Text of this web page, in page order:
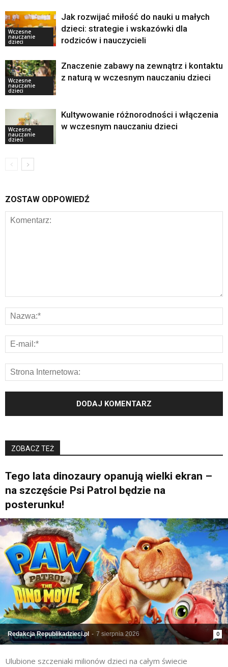
Wczesne
nauczanie
dzieci
Jak rozwijać miłość do nauki u małych
dzieci: strategie i wskazówki dla
rodziców i nauczycieli
Wczesne
nauczanie
dzieci
Znaczenie zabawy na zewnątrz i kontaktu
z naturą w wczesnym nauczaniu dzieci
Wczesne
nauczanie
dzieci
Kultywowanie różnorodności i włączenia
w wczesnym nauczaniu dzieci
ZOSTAW ODPOWIEDŹ
ZOBACZ TEŻ
Tego lata dinozaury opanują wielki ekran –
na szczęście Psi Patrol będzie na
posterunku!
Redakcja Republikadzieci.pl - 7 sierpnia 2026 0
Ulubione szczeniaki milionów dzieci na całym świecie